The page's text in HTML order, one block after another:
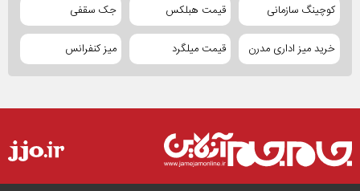
کوچینگ سازمانی قیمت هبلکس جک سقفی
خرید میز اداری مدرن قیمت میلگرد میز کنفرانس